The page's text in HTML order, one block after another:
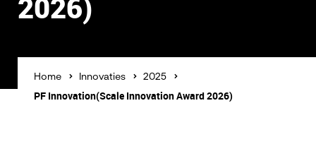
2026)
Home Innovaties 2025
PF Innovation(Scale Innovation Award 2026)